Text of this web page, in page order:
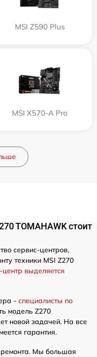
MSI Z590 Plus
MSI X570-A Pro
TOMAHAWK стоит
сервис-центров,
техники MSI Z270
выделяется
- специалисты по
модель Z270
новой задачей. На все
гарантия.
Мы большая